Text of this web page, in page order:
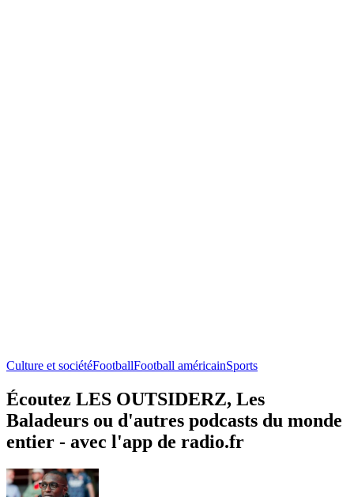
Culture et sociétéFootballFootball américainSports
Écoutez LES OUTSIDERZ, Les
Baladeurs ou d'autres podcasts du monde
entier - avec l'app de radio.fr